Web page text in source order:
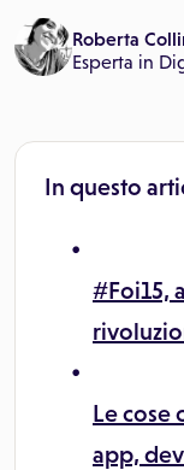
Roberta
Esperta in
In questo
#Foi15,
Le cose
app,